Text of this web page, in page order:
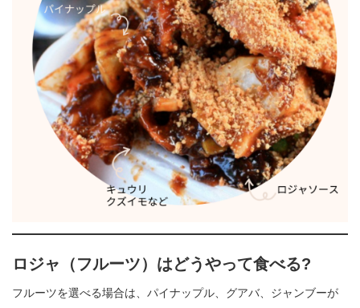
ロジャ（フルーツ） はどうやって食べる?
フルーツを選べる場合は、パイナップル、グアバ、ジャンブーが